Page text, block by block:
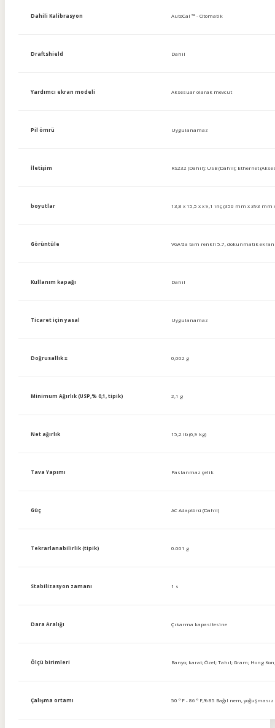
Dahili Kalibrasyon AutoCal ™ - Otomatik
Draftshield Dahil
Yardımcı ekran modeli Aksesuar olarak mevcut
Pil ömrü Uygulanamaz
İletişim RS232 (Dahil); USB (Dahil); Ethernet
boyutlar 13,8 x 15,5 x x 9,1 inç (350 mm x 393 mm
Görüntüle VGA'da tam renkli 5.7, dokunmatik ekran
Kullanım kapağı Dahil
Ticaret için yasal Uygulanamaz
Doğrusallık ± 0,002 g
Minimum Ağırlık (USP,% 0,1, tipik) 2,1 g
Net ağırlık 15,2 lb (6,9 kg)
Tava Yapımı Paslanmaz çelik
Güç AC Adaptörü (Dahil)
Tekrarlanabilirlik (tipik) 0.001 g
Stabilizasyon zamanı 1 s
Dara Aralığı Çıkarma kapasitesine
Ölçü birimleri Banyo; karat; Özel; Tahıl; Gram; Hong
Çalışma ortamı 50 ° F - 86 ° F,% 85 Bağıl nem,